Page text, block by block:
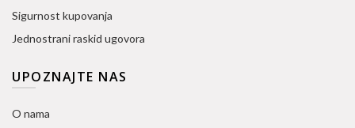
Sigurnost kupovanja
Jednostrani raskid ugovora
UPOZNAJTE NAS
O nama